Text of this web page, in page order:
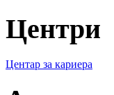
Центри
Центар за кариера